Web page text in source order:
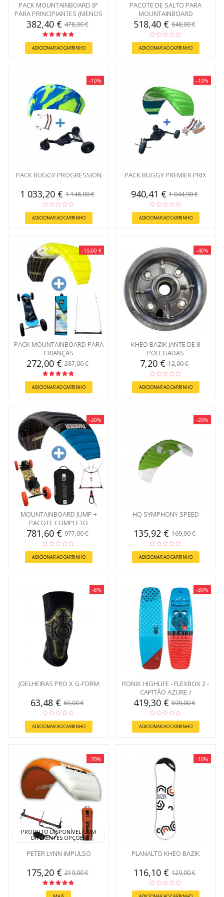
PACK MOUNTAINBOARD 8"
PARA PRINCIPIANTES (MENOS
DE 65KG)
382,40 €478,00 €
ADICIONAR AO CARRINHO
PACOTE DE SALTO PARA
MOUNTAINBOARD
518,40 €648,00 €
ADICIONAR AO CARRINHO
-10%
PACK BUGGY PROGRESSION
1 033,20 € 1 148,00 €
ADICIONAR AO CARRINHO
-10%
PACK BUGGY PREMIER PRIX
940,41 €1 044,90 €
ADICIONAR AO CARRINHO
-15,00 €
PACK MOUNTAINBOARD PARA
CRIANÇAS
272,00 €287,00 €
ADICIONAR AO CARRINHO
-40%
KHEO BAZIK JANTE DE 8
POLEGADAS
7,20 € 12,00 €
ADICIONAR AO CARRINHO
-20%
MOUNTAINBOARD JUMP +
PACOTE COMPLETO
781,60 €977,00 €
ADICIONAR AO CARRINHO
-20%
HQ SYMPHONY SPEED
135,92 €169,90 €
ADICIONAR AO CARRINHO
-8%
JOELHEIRAS PRO X G-FORM
63,48 € 69,00 €
ADICIONAR AO CARRINHO
-30%
RONIX HIGHLIFE - FLEXBOX 2 -
CAPITÃO AZURE /
CAFFEINATED 145
419,30 €599,00 €
ADICIONAR AO CARRINHO
-20%
PRODUTO DISPONÍVEL COM
DIFERENTES OPÇÕES
PETER LYNN IMPULSO
175,20 €219,00 €
-10%
PLANALTO KHEO BAZIK
116,10 €129,00 €